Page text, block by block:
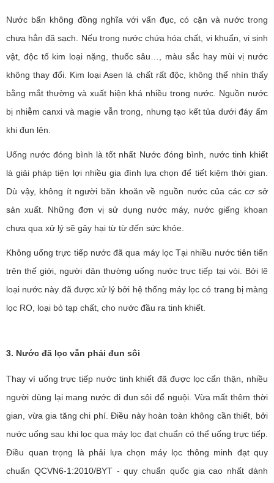
Nước bẩn không đồng nghĩa với vẩn đục, có cặn và nước trong
chưa hẳn đã sạch. Nếu trong nước chứa hóa chất, vi khuẩn, vi sinh
vật, độc tố kim loại nặng, thuốc sâu…, màu sắc hay mùi vị nước
không thay đổi. Kim loại Asen là chất rất độc, không thể nhìn thấy
bằng mắt thường và xuất hiện khá nhiều trong nước. Nguồn nước
bị nhiễm canxi và magie vẫn trong, nhưng tạo kết tủa dưới đáy ấm
khi đun lên.
Uống nước đóng bình là tốt nhất Nước đóng bình, nước tinh khiết
là giải pháp tiện lợi nhiều gia đình lựa chọn để tiết kiệm thời gian.
Dù vậy, không ít người băn khoăn về nguồn nước của các cơ sở
sản xuất. Những đơn vị sử dụng nước máy, nước giếng khoan
chưa qua xử lý sẽ gây hại từ từ đến sức khỏe.
Không uống trực tiếp nước đã qua máy lọc Tại nhiều nước tiên tiến
trên thế giới, người dân thường uống nước trực tiếp tại vòi. Bởi lẽ
loại nước này đã được xử lý bởi hệ thống máy lọc có trang bị màng
lọc RO, loại bỏ tạp chất, cho nước đầu ra tinh khiết.
3. Nước đã lọc vẫn phải đun sôi
Thay vì uống trực tiếp nước tinh khiết đã được lọc cẩn thận, nhiều
người dùng lại mang nước đi đun sôi để nguội. Vừa mất thêm thời
gian, vừa gia tăng chi phí. Điều này hoàn toàn không cần thiết, bởi
nước uống sau khi lọc qua máy lọc đạt chuẩn có thể uống trực tiếp.
Điều quan trọng là phải lựa chọn máy lọc thông minh đạt quy
chuẩn QCVN6-1:2010/BYT - quy chuẩn quốc gia cao nhất dành